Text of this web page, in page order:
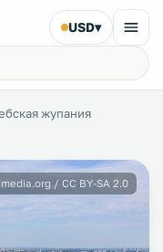
USD▾
жупания
/ CC BY-SA 2.0